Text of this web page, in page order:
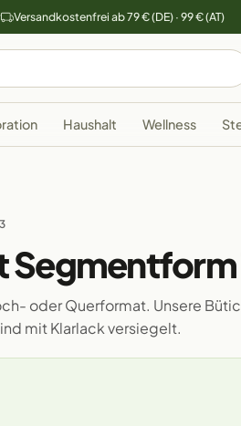
Versandkostenfrei ab 79 € (DE) · 99 € (AT)
Haushalt Wellness
oder Querformat. Unsere
mit Klarlack versiegelt.